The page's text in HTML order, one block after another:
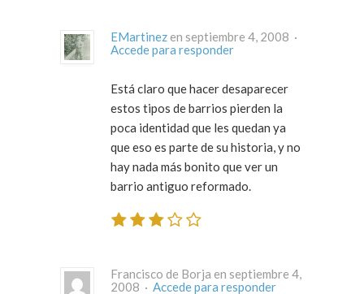
EMartinez
en septiembre 4, 2008 ·
Accede para responder
Está claro que hacer desaparecer
estos tipos de barrios pierden la
poca identidad que les quedan ya
que eso es parte de su historia, y no
hay nada más bonito que ver un
barrio antiguo reformado.
Francisco de Borja en septiembre 4,
2008 · Accede para responder